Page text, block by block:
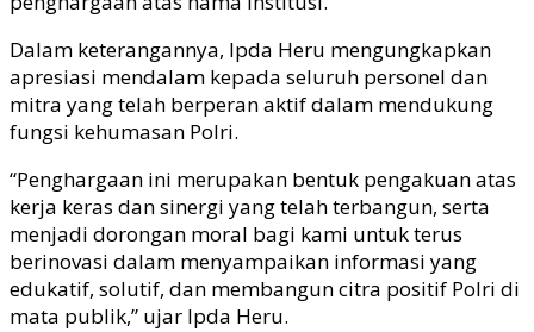
Dalam keterangannya, Ipda Heru mengungkapkan
apresiasi mendalam kepada seluruh personel dan
mitra yang telah berperan aktif dalam mendukung
fungsi kehumasan Polri.
“Penghargaan ini merupakan bentuk pengakuan atas
kerja keras dan sinergi yang telah terbangun, serta
menjadi dorongan moral bagi kami untuk terus
berinovasi dalam menyampaikan informasi yang
edukatif, solutif, dan membangun citra positif Polri di
mata publik,” ujar Ipda Heru.